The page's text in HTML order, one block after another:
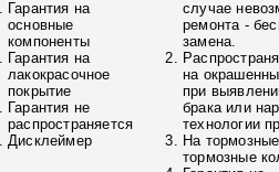
Гарантия на
основные
компоненты
Гарантия на
лакокрасочное
покрытие
Гарантия не
распространяется
Дисклеймер
случае
ремонта -
замена.
на
при
брака или
технологии
На
тормозные